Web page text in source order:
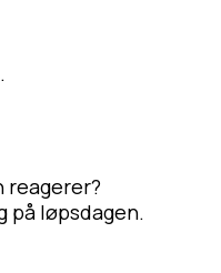
reagerer?
på løpsdagen.